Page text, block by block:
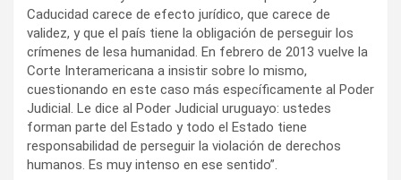
Caducidad carece de efecto jurídico, que carece de
validez, y que el país tiene la obligación de perseguir los
crímenes de lesa humanidad. En febrero de 2013 vuelve la
Corte Interamericana a insistir sobre lo mismo,
cuestionando en este caso más específicamente al Poder
Judicial. Le dice al Poder Judicial uruguayo: ustedes
forman parte del Estado y todo el Estado tiene
responsabilidad de perseguir la violación de derechos
humanos. Es muy intenso en ese sentido”.